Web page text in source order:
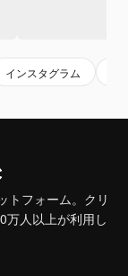
インスタグラム
トフォーム。クリ
万人以上が利用し